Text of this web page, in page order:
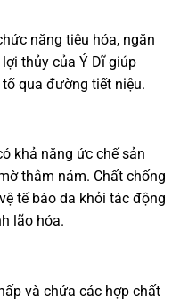
năng tiêu hóa, ngăn
thủy của Ý Dĩ giúp
qua đường tiết niệu.
khả năng ức chế sản
thâm nám. Chất chống
tế bào da khỏi tác động
lão hóa.
và chứa các hợp chất